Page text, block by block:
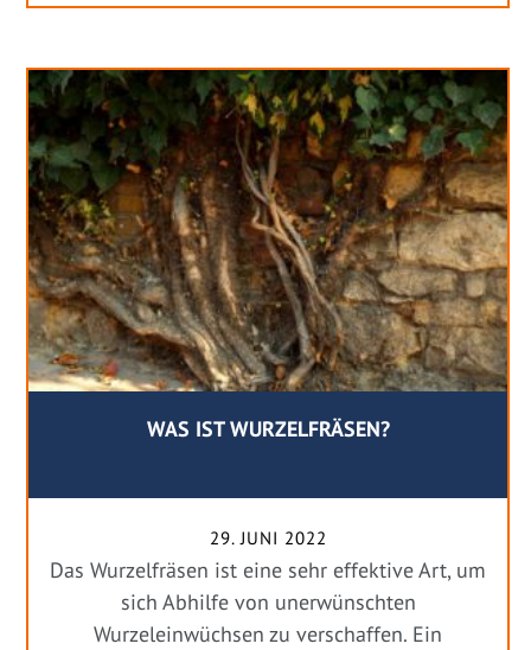
WAS IST WURZELFRÄSEN?
29. JUNI 2022
Das Wurzelfräsen ist eine sehr effektive Art, um
sich Abhilfe von unerwünschten
Wurzeleinwüchsen zu verschaffen. Ein